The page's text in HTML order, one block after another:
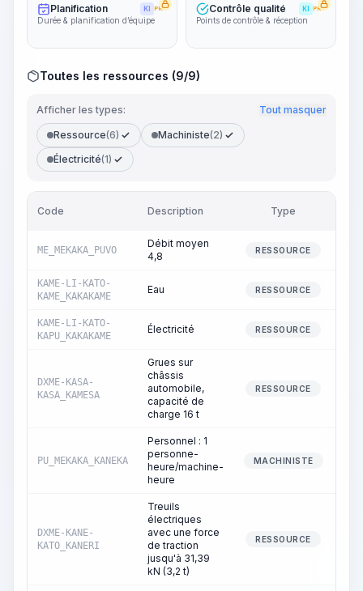
Planification KI PRO
Durée & planification d’équipe
Contrôle qualité KI PRO
Points de contrôle & réception
Toutes les ressources (9/9)
Afficher les types: Tout masquer
Ressource(6) Machiniste(2)
Électricité(1)
Code Description Type
ME_MEKAKA_PUVO
Débit moyen
4,8
RESSOURCE
KAME-LI-KATO-
KAME_KAKAKAME
Eau RESSOURCE
KAME-LI-KATO-
KAPU_KAKAKAME
Électricité RESSOURCE
DXME-KASA-
KASA_KAMESA
Grues sur
châssis
automobile,
capacité de
charge 16 t
RESSOURCE
PU_MEKAKA_KANEKA
Personnel : 1
personne-
heure/machine-
heure
MACHINISTE
DXME-KANE-
KATO_KANERI
Treuils
électriques
avec une force
de traction
jusqu'à 31,39
kN (3,2 t)
RESSOURCE